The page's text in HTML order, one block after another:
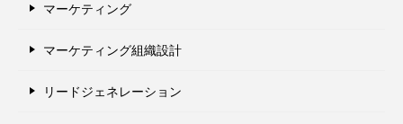
マーケティング
マーケティング組織設計
リードジェネレーション